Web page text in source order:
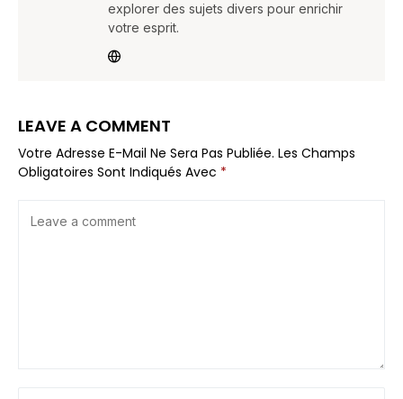
explorer des sujets divers pour enrichir
votre esprit.
LEAVE A COMMENT
Votre Adresse E-Mail Ne Sera Pas Publiée. Les Champs
Obligatoires Sont Indiqués Avec *